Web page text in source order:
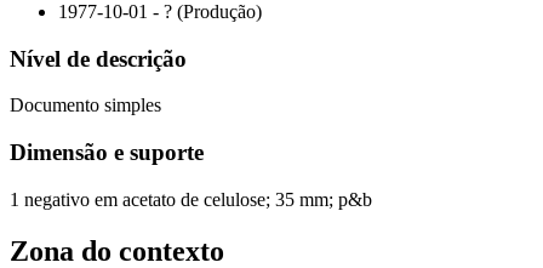
1977-10-01 - ? (Produção)
Nível de descrição
Documento simples
Dimensão e suporte
1 negativo em acetato de celulose; 35 mm; p&b
Zona do contexto